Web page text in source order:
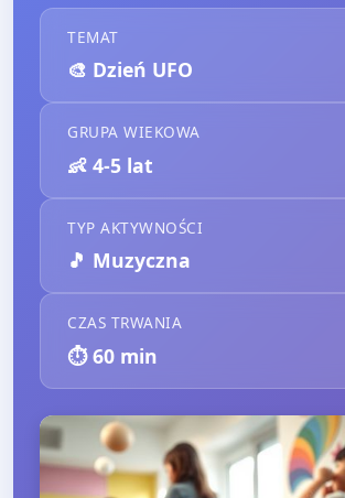
TEMAT
🎨 Dzień UFO
GRUPA WIEKOWA
👶 4-5 lat
TYP AKTYWNOŚCI
🎵 Muzyczna
CZAS TRWANIA
⏱️60 min